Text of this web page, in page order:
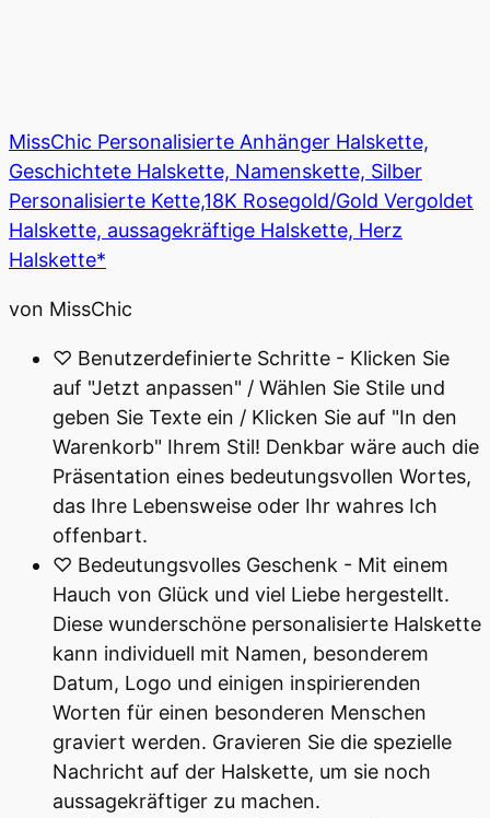
MissChic Personalisierte Anhänger Halskette,
Geschichtete Halskette, Namenskette, Silber
Personalisierte Kette,18K Rosegold/Gold Vergoldet
Halskette, aussagekräftige Halskette, Herz
Halskette*
von MissChic
♡ Benutzerdefinierte Schritte - Klicken Sie
auf "Jetzt anpassen" / Wählen Sie Stile und
geben Sie Texte ein / Klicken Sie auf "In den
Warenkorb" Ihrem Stil! Denkbar wäre auch die
Präsentation eines bedeutungsvollen Wortes,
das Ihre Lebensweise oder Ihr wahres Ich
offenbart.
♡ Bedeutungsvolles Geschenk - Mit einem
Hauch von Glück und viel Liebe hergestellt.
Diese wunderschöne personalisierte Halskette
kann individuell mit Namen, besonderem
Datum, Logo und einigen inspirierenden
Worten für einen besonderen Menschen
graviert werden. Gravieren Sie die spezielle
Nachricht auf der Halskette, um sie noch
aussagekräftiger zu machen.